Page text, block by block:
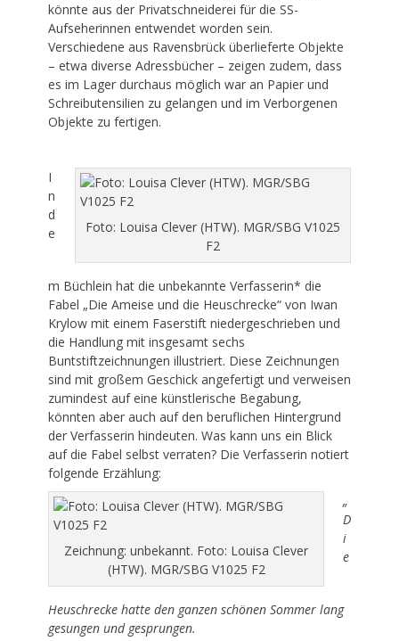
könnte aus der Privatschneiderei für die SS-
Aufseherinnen entwendet worden sein.
Verschiedene aus Ravensbrück überlieferte Objekte
– etwa diverse Adressbücher – zeigen zudem, dass
es im Lager durchaus möglich war an Papier und
Schreibutensilien zu gelangen und im Verborgenen
Objekte zu fertigen.
Foto: Louisa Clever (HTW). MGR/SBG V1025
F2
I
n
d
e
m Büchlein hat die unbekannte Verfasserin* die
Fabel „Die Ameise und die Heuschrecke“ von Iwan
Krylow mit einem Faserstift niedergeschrieben und
die Handlung mit insgesamt sechs
Buntstiftzeichnungen illustriert. Diese Zeichnungen
sind mit großem Geschick angefertigt und verweisen
zumindest auf eine künstlerische Begabung,
könnten aber auch auf den beruflichen Hintergrund
der Verfasserin hindeuten. Was kann uns ein Blick
auf die Fabel selbst verraten? Die Verfasserin notiert
folgende Erzählung:
Zeichnung: unbekannt. Foto: Louisa Clever
(HTW). MGR/SBG V1025 F2
„
D
i
e
Heuschrecke hatte den ganzen schönen Sommer lang
gesungen und gesprungen.